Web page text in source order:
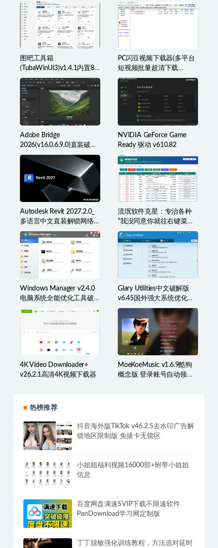
图吧工具箱
(TubaWinUi3)v1.4.1内置82
款检测工具便携版
PC闪豆视频下载器(多平台
短视频批量超清下载
器)v2026.07.29
Adobe Bridge
2026(v16.0.6.9.0)直装破解
版(简称BR2026)
NVIDIA GeForce Game
Ready 驱动 v610.82
Autodesk Revit 2027.2.0_
多语言中文直装解锁网络
许可版
流氓软件克星：专治各种
“我没同意你就往右键菜单
里塞东西”
Windows Manager v2.4.0
电脑系统全能优化工具破
解版
Glary Utilities中文破解版
v6.45国外强大系统优化百
宝箱
4K Video Downloader+
v26.2.1高清4K视频下载器
MoeKoeMusic v1.6.9酷狗
概念版 登录账号自动领取
热榜推荐
抖音海外版TikTok v46.2.5去水印广告解
锁地区限制版 免拔卡无锁区
小姐姐福利视频16000部+附带小姐姐
信息
百度网盘满速SVIP下载不限速软件
PanDownload学习网定制版
丁丁脱敏强化训练教程，方法选对延时